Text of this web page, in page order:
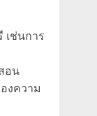
เช่นการ
อน
งความ